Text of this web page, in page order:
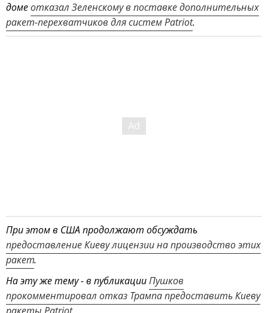
домеотказал Зеленскому в поставке дополнительных
ракет-перехватчиков для систем Patriot.
При этом в США продолжают обсуждать
предоставление Киеву лицензии на производство этих
ракет.
На эту же тему - в публикацииПушков
прокомментировал отказ Трампа предоставить Киеву